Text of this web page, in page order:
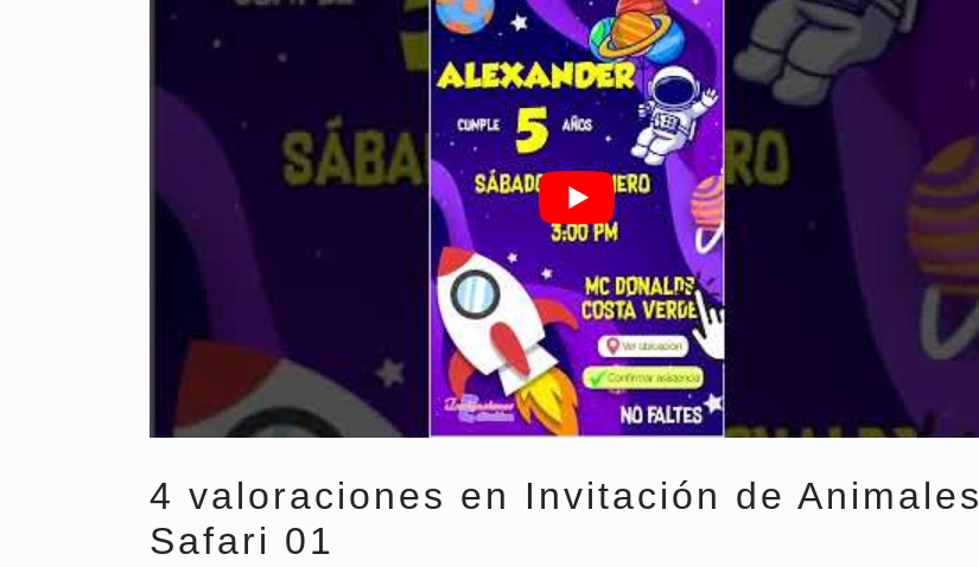
4 valoraciones en Invitación de Animales
Safari 01